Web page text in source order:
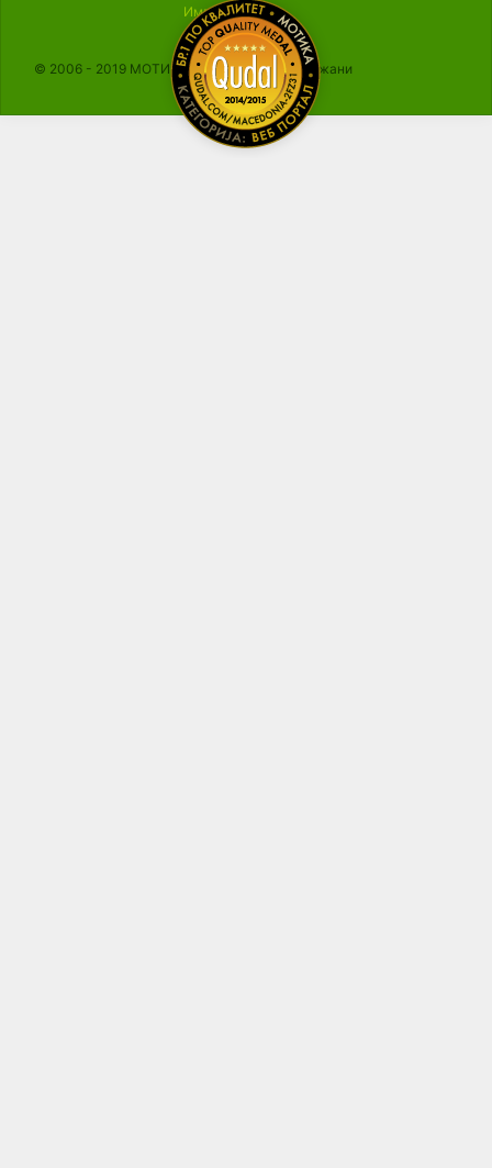
Импресум
© 2006 - 2019 МОТИКА, Сите права се задржани